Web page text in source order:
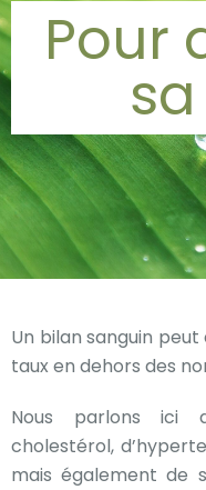
Pour
Un bilan sanguin
taux en dehors des
Nous parlons ici
cholestérol,
mais également de